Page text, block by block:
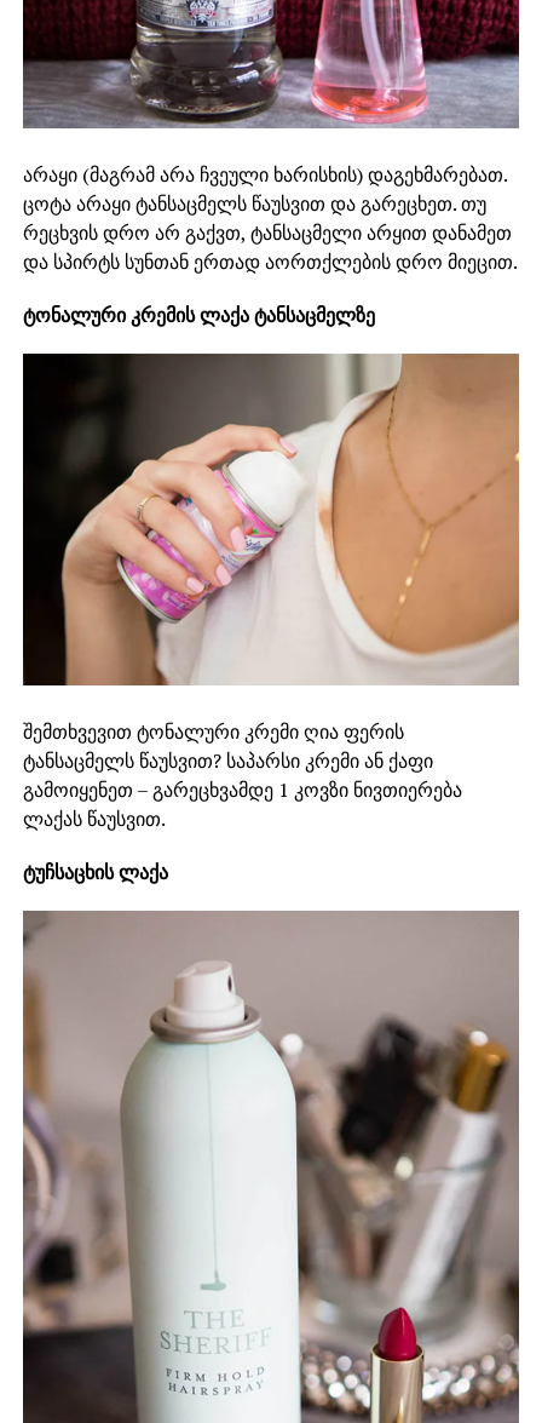
არაყი (მაგრამ არა ჩვეული ხარისხის) დაგეხმარებათ.
ცოტა არაყი ტანსაცმელს წაუსვით და გარეცხეთ. თუ
რეცხვის დრო არ გაქვთ, ტანსაცმელი არყით დანამეთ
და სპირტს სუნთან ერთად აორთქლების დრო მიეცით.
ტონალური კრემის ლაქა ტანსაცმელზე
შემთხვევით ტონალური კრემი ღია ფერის
ტანსაცმელს წაუსვით? საპარსი კრემი ან ქაფი
გამოიყენეთ – გარეცხვამდე 1 კოვზი ნივთიერება
ლაქას წაუსვით.
ტუჩსაცხის ლაქა